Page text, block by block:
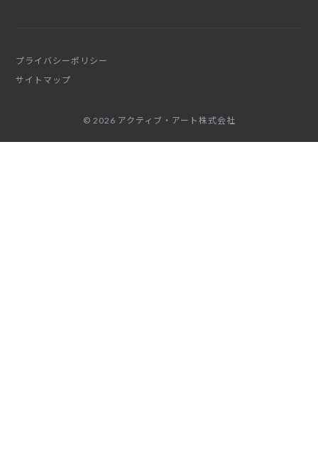
プライバシーポリシー
サイトマップ
© 2026 アクティブ・アート株式会社